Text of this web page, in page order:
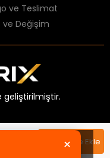
Sepete Ekle
ve Teslimat
ve Değişim
geliştirilmiştir.
×